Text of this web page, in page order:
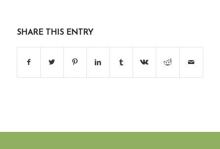
SHARE THIS ENTRY